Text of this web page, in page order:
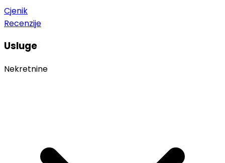
Cjenik
Recenzije
Usluge
Nekretnine